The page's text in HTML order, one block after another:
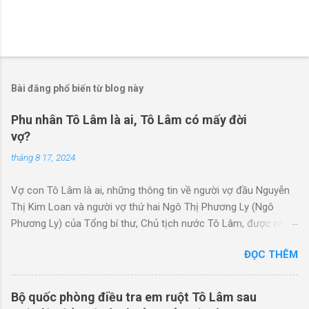
Bài đăng phổ biến từ blog này
Phu nhân Tô Lâm là ai, Tô Lâm có mấy đời
vợ?
tháng 8 17, 2024
Vợ con Tô Lâm là ai, những thông tin về người vợ đầu Nguyễn
Thị Kim Loan và người vợ thứ hai Ngô Thị Phương Ly (Ngô
Phương Ly) của Tổng bí thư, Chủ tịch nước Tô Lâm, được nhà
18/8/2024 Tổng Bí thư, Chủ tịch nước Tô Lâm và Phu nhân sẽ
bắt đầu chuyến thăm Trung Quốc. Đây là lần đầu tiên bà Ngô
Thị Phương Ly tháp tùng chồng đi công du nước ngoài. Vậy vợ
Tô Lâm là ai? Bà Ngô Thị Phương Ly, sinh năm 1970, tức là nhỏ
ĐỌC THÊM
Bộ quốc phòng điều tra em ruột Tô Lâm sau